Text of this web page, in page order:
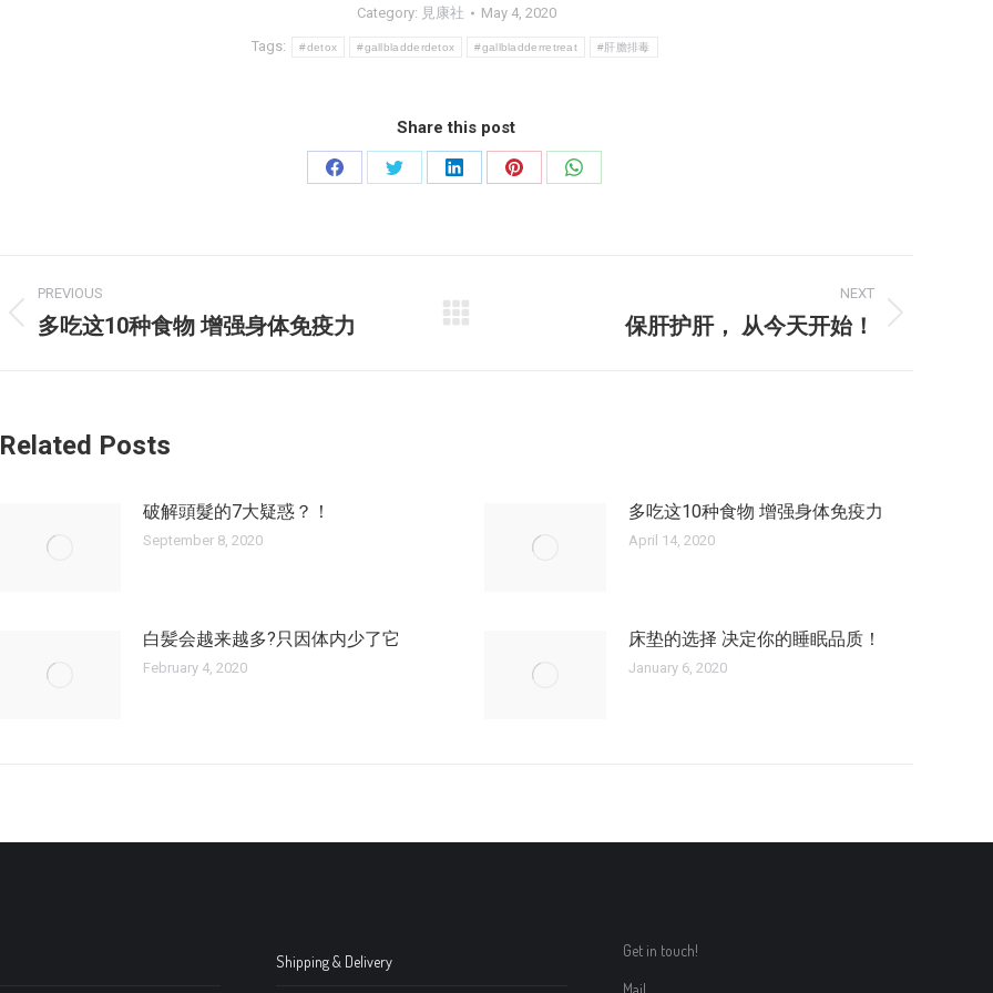
Category: 見康社 May 4, 2020
Tags: #detox #gallbladderdetox #gallbladderretreat #肝膽排毒
Share this post
Share
Share
Share
Share
Share
Post
navigation
PREVIOUS
Previous
多吃这10种食物 增强身体免疫力
NEXT
保肝护肝， 从今天开始！
Related Posts
破解頭髮的7大疑惑？！
September 8, 2020
多吃这10种食物 增强身体免疫力
April 14, 2020
白髪会越来越多?只因体内少了它
February 4, 2020
床垫的选择 决定你的睡眠品质！
January 6, 2020
Shipping & Delivery
Get in touch!
Mail